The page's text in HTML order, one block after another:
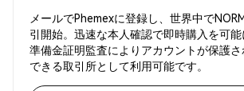
メールでPhemexに登録し、世界中で
引開始。迅速な本人確認で即時購入を可能
準備金証明監査によりアカウントが保護
できる取引所として利用可能です。